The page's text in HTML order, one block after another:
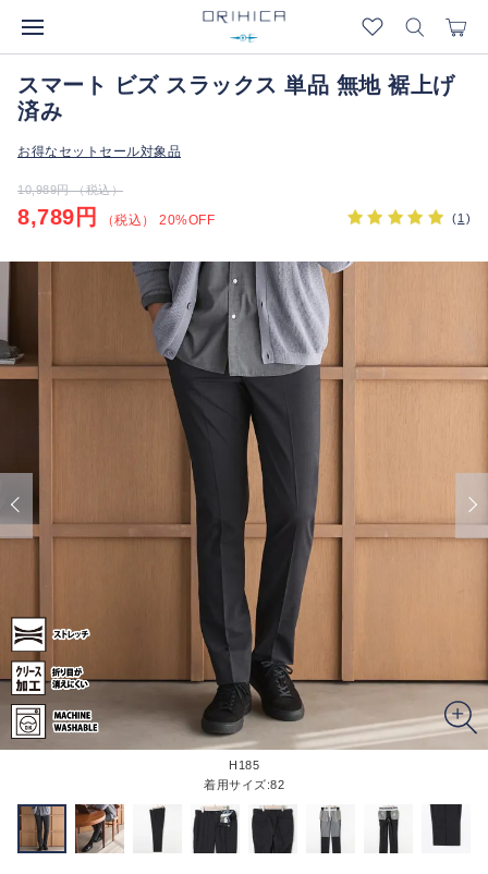
スマート ビズ スラックス 単品 無地 裾上げ
済み
お得なセットセール対象品
10,989円 （税込）
8,789円 （税込） 20%OFF (1 )
H185
着用サイズ:82